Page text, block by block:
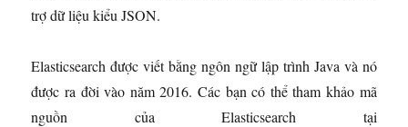
trợ dữ liệu kiểu JSON.
Elasticsearch được viết bằng ngôn ngữ lập trình Java và nó
được ra đời vào năm 2016. Các bạn có thể tham khảo mã
nguồn của Elasticsearch tại